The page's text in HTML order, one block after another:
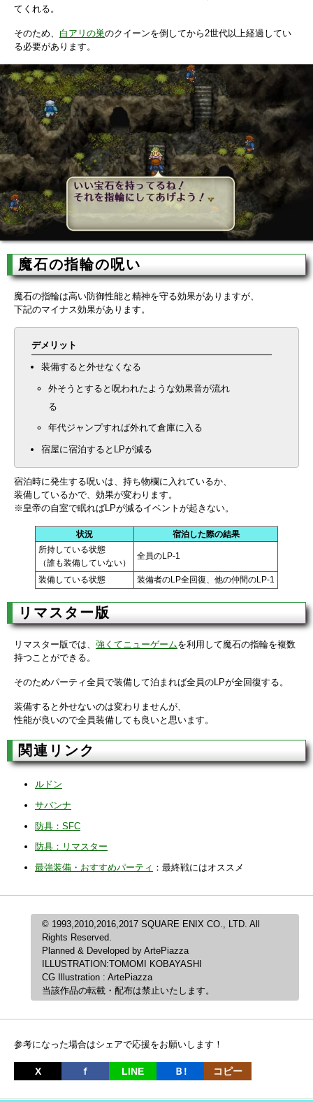
てくれる。
そのため、 白アリの巣のクイーンを倒してから2世代以上経過してい
る必要があります。
魔石の指輪の呪い
魔石の指輪は高い防御性能と精神を守る効果がありますが、
下記のマイナス効果があります。
デメリット
装備すると外せなくなる
外そうとすると呪われたような効果音が流れ
る
年代ジャンプすれば外れて倉庫に入る
宿屋に宿泊するとLPが減る
宿泊時に発生する呪いは、持ち物欄に入れているか、
装備しているかで、効果が変わります。
※皇帝の自室で眠ればLPが減るイベントが起きない。
状況
宿泊した際の結果
所持している状態
（誰も装備していない）
全員のLP-1
装備している状態 装備者のLP全回復、他の仲間のLP-1
リマスター版
リマスター版では、 強くてニューゲームを利用して魔石の指輪を複数
持つことができる。
そのためパーティ全員で装備して泊まれば全員のLPが全回復する。
装備すると外せないのは変わりませんが、
性能が良いので全員装備しても良いと思います。
関連リンク
ルドン
サバンナ
防具：SFC
防具：リマスター
最強装備・おすすめパーティ ：最終戦にはオススメ
© 1993,2010,2016,2017 SQUARE ENIX CO., LTD. All
Rights Reserved.
Planned & Developed by ArtePiazza
ILLUSTRATION:TOMOMI KOBAYASHI
CG Illustration : ArtePiazza
当該作品の転載・配布は禁止いたします。
参考になった場合はシェアで応援をお願いします！
X ｆ LINE Ｂ! コピー